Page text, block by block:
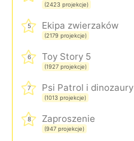
(2423 projekcje)
5 Ekipa zwierzaków
(2179 projekcje)
6 Toy Story 5
(1927 projekcje)
7 Psi Patrol i dinozaury
(1013 projekcje)
8 Zaproszenie
(947 projekcje)